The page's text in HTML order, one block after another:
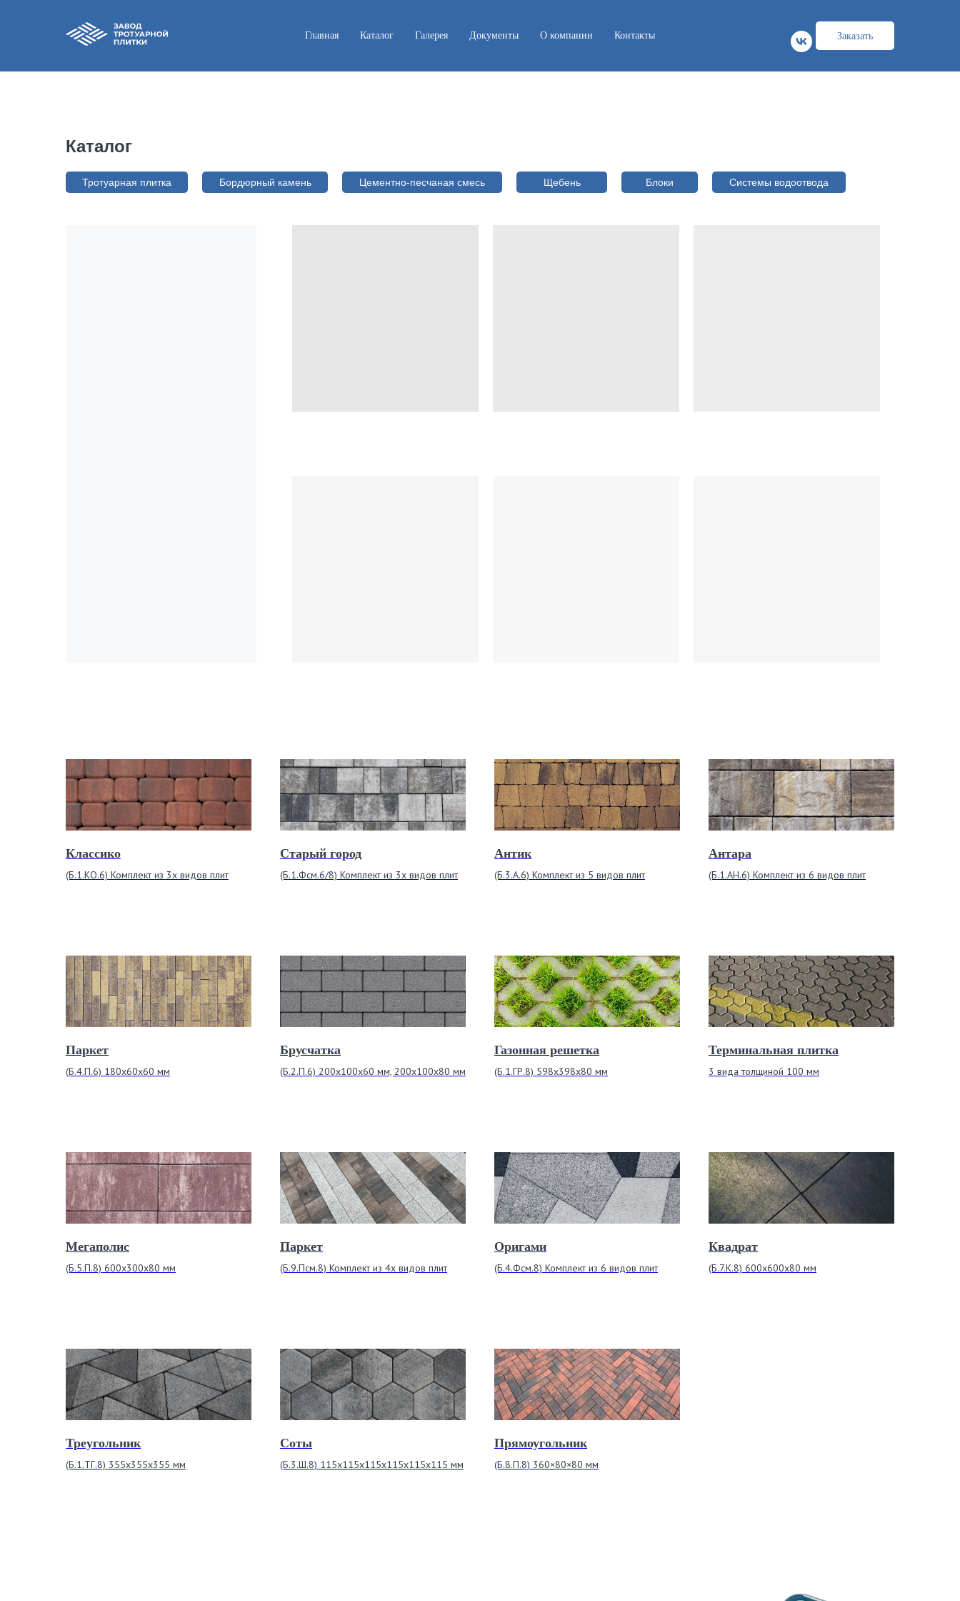
Главная Каталог Галерея Документы О компании Контакты Заказать
Каталог
Тротуарная плитка Щебень
Бордюрный камень Цементно-песчаная смесь Блоки Системы водоотвода
Классико
(Б.1.КО.6) Комплект из 3х видов плит
Старый город
(Б.1.Фсм.6/8) Комплект из 3х видов плит
Антик
(Б.3.А.6) Комплект из 5 видов плит
Антара
(Б.1.АН.6) Комплект из 6 видов плит
Паркет
(Б.4.П.6) 180x60х60 мм
Брусчатка
(Б.2.П.6) 200х100х60 мм, 200х100х80 мм
Газонная решетка
(Б.1.ГР.8) 598х398х80 мм
Терминальная плитка
3 вида толщиной 100 мм
Мегаполис
(Б.5.П.8) 600х300х80 мм
Паркет
(Б.9.Псм.8) Комплект из 4х видов плит
Оригами
(Б.4.Фсм.8) Комплект из 6 видов плит
Квадрат
(Б.7.К.8) 600х600х80 мм
Треугольник
(Б.1.ТГ.8) 355х355х355 мм
Соты
(Б.3.Ш.8) 115х115х115х115х115х115 мм
Прямоугольник
(Б.8.П.8) 360×80×80 мм